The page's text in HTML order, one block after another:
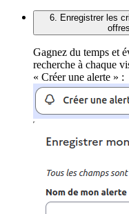
6. Enregistrer les
Gagnez du temps et
recherche à chaque
« Créer une alerte » :